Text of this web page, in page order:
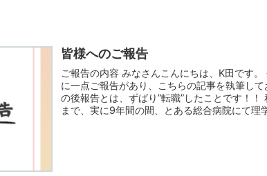
皆様へのご報告
ご報告の内容 みなさんこんにちは、K田です。
に一点ご報告があり、こちらの記事を執筆し
の後報告とは、ずばり”転職”したことです！！
まで、実に9年間の間、とある総合病院にて理